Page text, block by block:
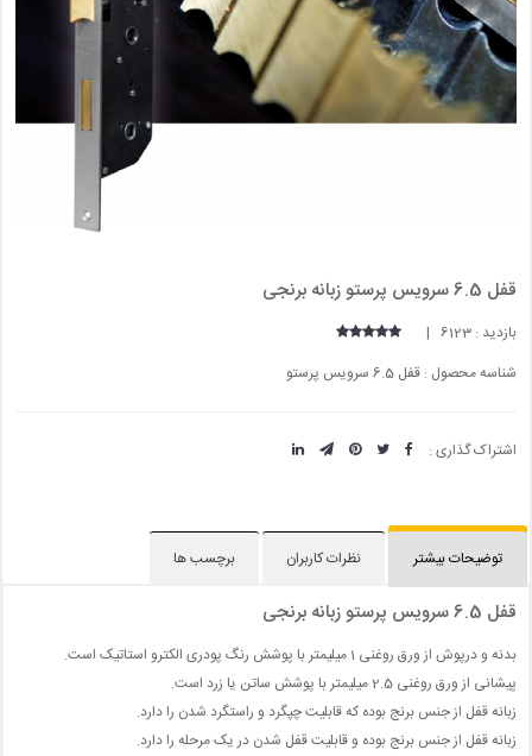
قفل 6.5 سرویس پرستو زبانه برنجی
بازدید : 6123 |
شناسه محصول : قفل 6.5 سرویس پرستو
اشتراک گذاری :
توضیحات بیشتر نظرات کاربران برچسب ها
قفل 6.5 سرویس پرستو زبانه برنجی
بدنه و درپوش از ورق روغنی 1 میلیمتر با پوشش رنگ پودری الکترو استاتیک است.
پیشانی از ورق روغنی 2.5 میلیمتر با پوشش ساتن یا زرد است.
زبانه قفل از جنس برنج بوده که قابلیت چپگرد و راستگرد شدن را دارد.
زبانه قفل از جنس برنج بوده و قابلیت قفل شدن در یک مرحله را دارد.